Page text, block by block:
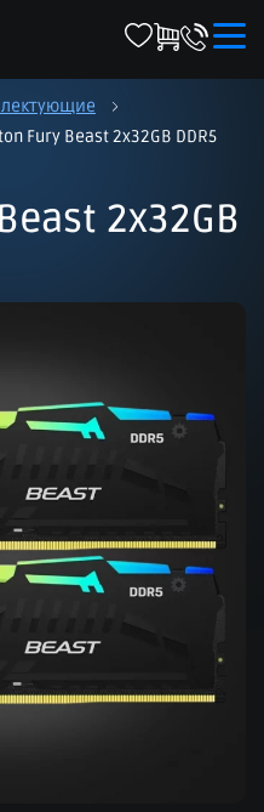
Fury Beast 2x32GB DDR5
2x32GB